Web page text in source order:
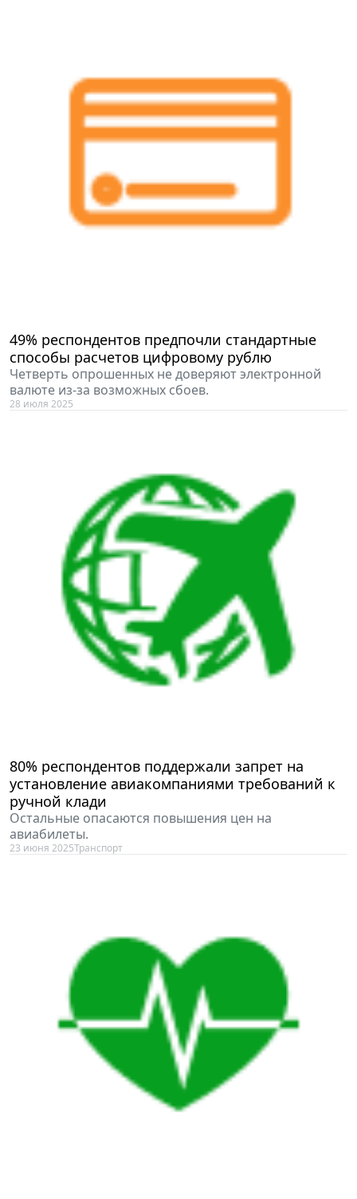
49% респондентов предпочли стандартные
способы расчетов цифровому рублю
Четверть опрошенных не доверяют электронной
валюте из-за возможных сбоев.
28 июля 2025
80% респондентов поддержали запрет на
установление авиакомпаниями требований к
ручной клади
Остальные опасаются повышения цен на
авиабилеты.
23 июня 2025Транспорт